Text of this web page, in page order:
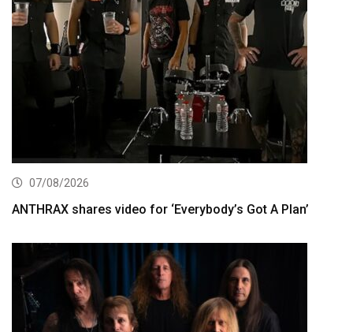
07/08/2026
ANTHRAX shares video for ‘Everybody’s Got A Plan’